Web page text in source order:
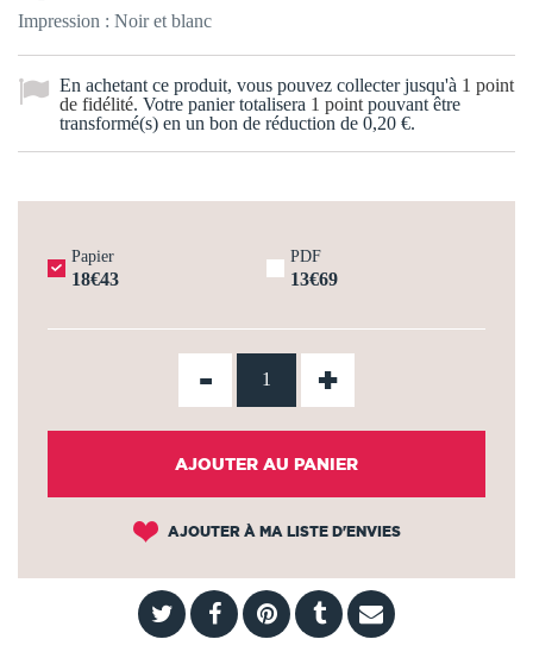
Impression : Noir et blanc
En achetant ce produit, vous pouvez collecter jusqu'à 1 point
de fidélité. Votre panier totalisera 1 point pouvant être
transformé(s) en un bon de réduction de 0,20 €.
Papier
18€43
PDF
13€69
- +
AJOUTER AU PANIER
AJOUTER À MA LISTE D'ENVIES